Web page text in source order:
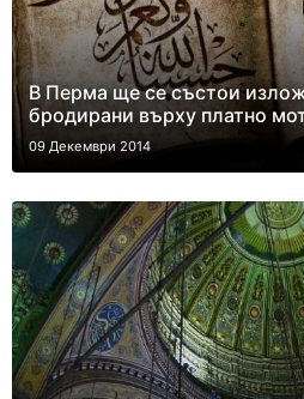
В Перма ще се състои
бродирани върху платно
09 Декември 2014